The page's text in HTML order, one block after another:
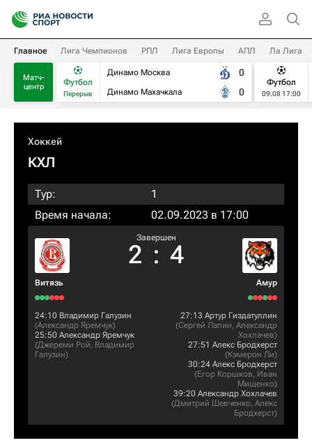
Главное Лига Чемпионов РПЛ Лига Европы АПЛ Ла Лига
Матч-
центр
Футбол
Перерыв
Динамо Москва
Динамо Махачкала
0
0
Футбол
09.08 17:00
Хоккей
КХЛ
Тур:
1
Время начала:
02.09.2023 в 17:00
Витязь
Завершен
2 : 4
Амур
24:10 Владимир Галузин
(Александр Яремчук)
25:50 Александр Яремчук
(Джереми Рой, Владимир
Галузин)
27:13 Артур Гиздатуллин
(Сергей Лапин, Александр
Хохлачев)
27:51 Алекс Бродхерст
(Кэмерон Ли)
30:24 Алекс Бродхерст
(Егор Коршков, Иван
Мищенко)
39:20 Александр Хохлачев
(Дмитрий Шевченко, Алекс
Бродхерст)